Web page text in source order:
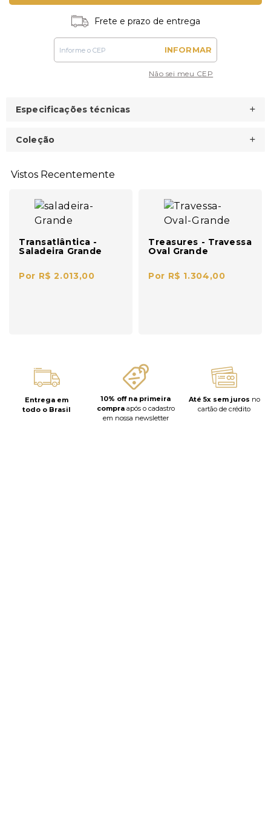
Frete e prazo de entrega
INFORMAR
Não sei meu CEP
Especificações técnicas
Coleção
Vistos Recentemente
Transatlântica -
Saladeira Grande
Por R$ 2.013,00
Treasures - Travessa
Oval Grande
Por R$ 1.304,00
Entrega em
todo o Brasil
10% off na primeira
compraapós o cadastro
em nossa newsletter
Até 5x sem juros no
cartão de crédito